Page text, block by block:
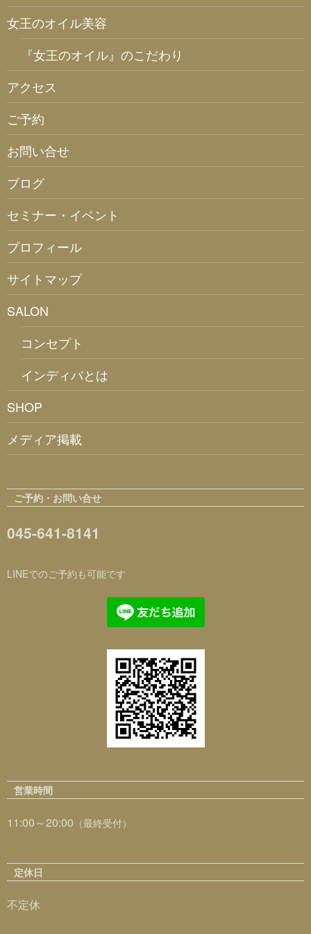
女王のオイル美容
『女王のオイル』のこだわり
アクセス
ご予約
お問い合せ
ブログ
セミナー・イベント
プロフィール
サイトマップ
SALON
コンセプト
インディバとは
SHOP
メディア掲載
ご予約・お問い合せ
045-641-8141
LINEでのご予約も可能です
営業時間
11:00～20:00 （最終受付）
定休日
不定休